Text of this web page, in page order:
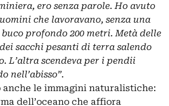
ero senza parole. Ho avuto
uomini che lavoravano, senza una
profondo 200 metri. Metà delle
sacchi pesanti di terra salendo
L’altra scendeva per i pendii
nell’abisso”.
anche le immagini naturalistiche:
dell’oceano che affiora